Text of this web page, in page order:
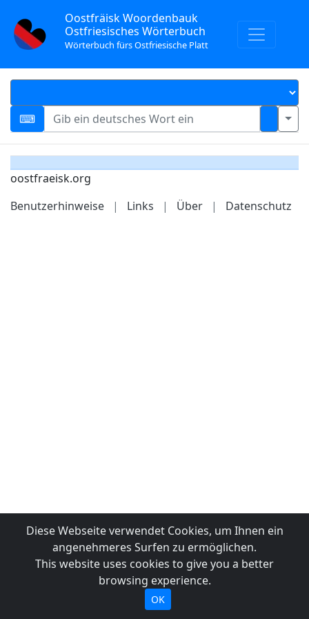
Oostfräisk Woordenbauk
Ostfriesisches Wörterbuch
Wörterbuch fürs Ostfriesische Platt
oostfraeisk.org
Benutzerhinweise
| Links | Über | Datenschutz
Diese Webseite verwendet Cookies, um Ihnen ein
angenehmeres Surfen zu ermöglichen.
This website uses cookies to give you a better
browsing experience.
OK